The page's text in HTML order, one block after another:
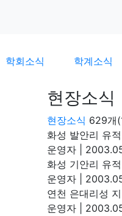
학회소식 학계소식
현장소식
현장소식 629개
화성 발안리 유적
운영자
화성 기안리 유적
운영자
연천 은대리성
운영자